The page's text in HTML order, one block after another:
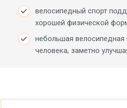
велосипедный спорт
хорошей физической
небольшая
человека, заметно